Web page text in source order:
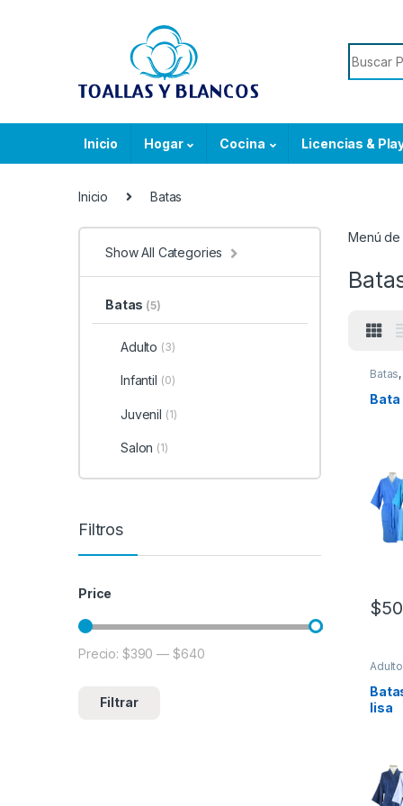
Search
Inicio Hogar Cocina Licencias &
Inicio Batas
Menú de
Batas,
Bata
$
Adulto
lisa
Show All Categories
Batas (5)
Adulto (3)
Infantil (0)
Juvenil (1)
Salon (1)
Filtros
Price
Precio mínimo
Precio máximo
Filtrar
Precio: $390 — $640